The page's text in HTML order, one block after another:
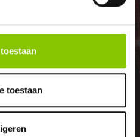
toestaaneen landelijk
is, storten wij de
automatisch